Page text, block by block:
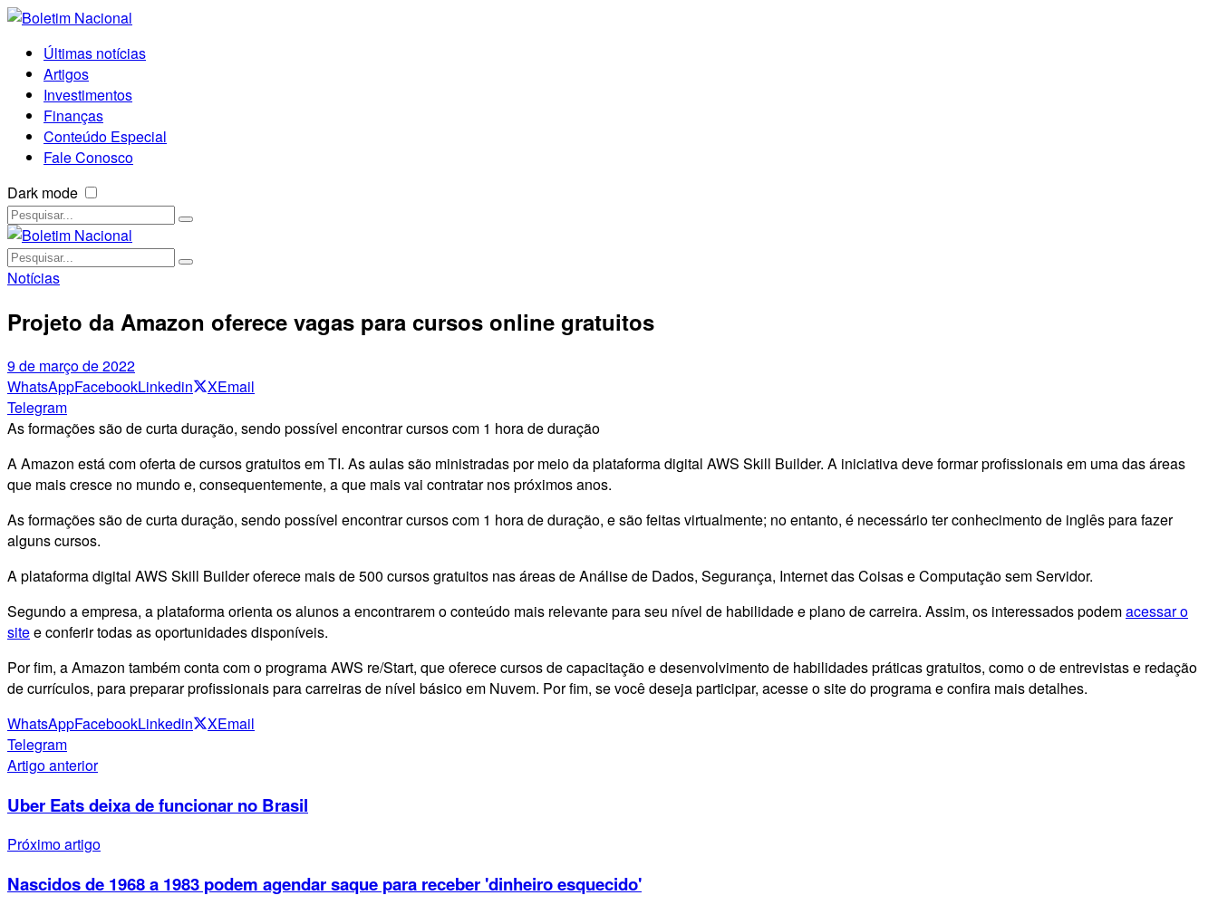
Últimas notícias
Artigos
Investimentos
Finanças
Conteúdo Especial
Fale Conosco
Dark mode
Notícias
Projeto da Amazon oferece vagas para cursos online gratuitos
9 de março de 2022
WhatsAppFacebookLinkedin XEmail
Telegram
As formações são de curta duração, sendo possível encontrar cursos com 1 hora de duração
A Amazon está com oferta de cursos gratuitos em TI. As aulas são ministradas por meio da plataforma digital AWS Skill Builder. A iniciativa deve formar profissionais em uma das áreas
que mais cresce no mundo e, consequentemente, a que mais vai contratar nos próximos anos.
As formações são de curta duração, sendo possível encontrar cursos com 1 hora de duração, e são feitas virtualmente; no entanto, é necessário ter conhecimento de inglês para fazer
alguns cursos.
A plataforma digital AWS Skill Builder oferece mais de 500 cursos gratuitos nas áreas de Análise de Dados, Segurança, Internet das Coisas e Computação sem Servidor.
Segundo a empresa, a plataforma orienta os alunos a encontrarem o conteúdo mais relevante para seu nível de habilidade e plano de carreira. Assim, os interessados podemacessar o
sitee conferir todas as oportunidades disponíveis.
Por fim, a Amazon também conta com o programa AWS re/Start, que oferece cursos de capacitação e desenvolvimento de habilidades práticas gratuitos, como o de entrevistas e redação
de currículos, para preparar profissionais para carreiras de nível básico em Nuvem. Por fim, se você deseja participar, acesse o site do programa e confira mais detalhes.
WhatsAppFacebookLinkedin XEmail
Telegram
Artigo anterior
Uber Eats deixa de funcionar no Brasil
Próximo artigo
Nascidos de 1968 a 1983 podem agendar saque para receber 'dinheiro esquecido'